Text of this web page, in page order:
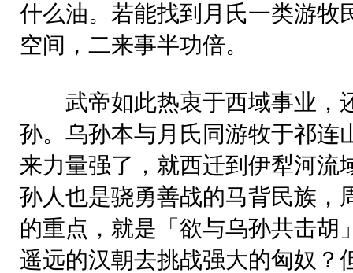
什么油。若能找到月氏一类游牧
空间，二来事半功倍。
武帝如此热衷于西域事业，
孙。乌孙本与月氏同游牧于祁连
来力量强了，就西迁到伊犁河流
孙人也是骁勇善战的马背民族，
的重点，就是「欲与乌孙共击胡
遥远的汉朝去挑战强大的匈奴？